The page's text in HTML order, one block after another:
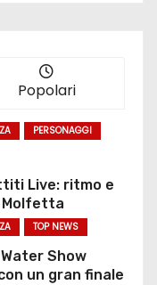
Popolari
PERSONAGGI
Live: ritmo e
TOP NEWS
Show
un gran finale